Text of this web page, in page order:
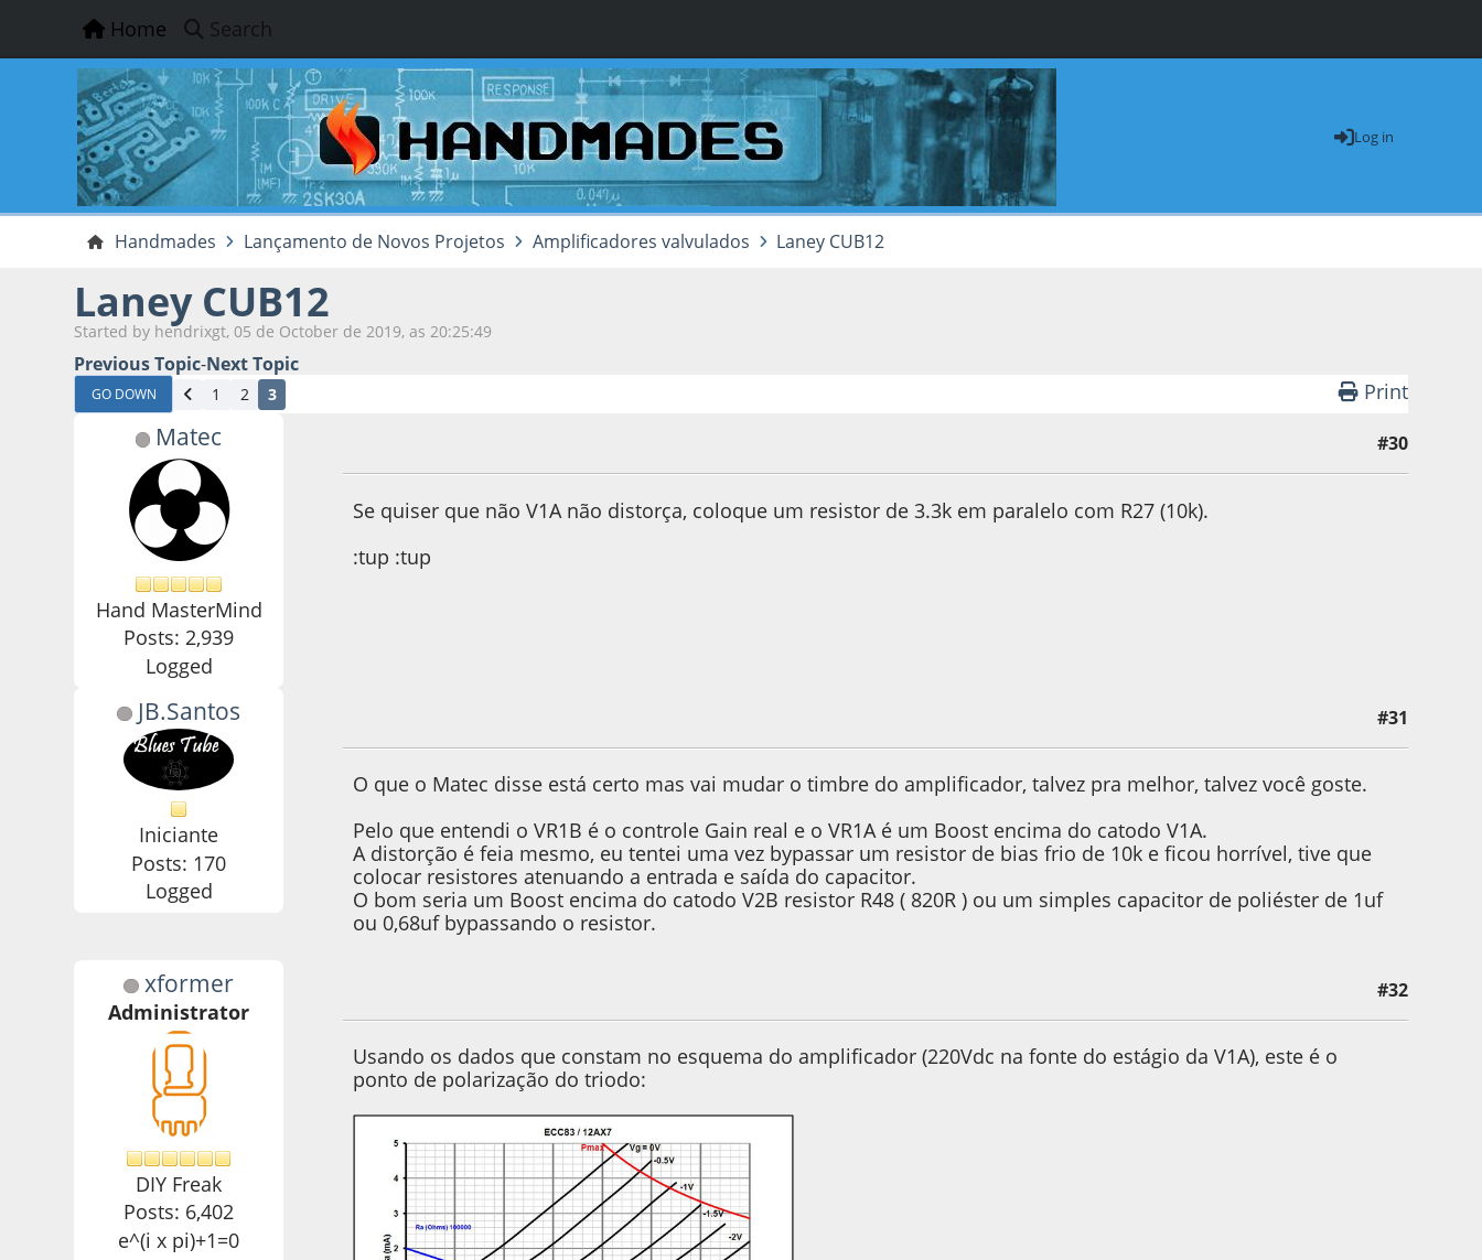
Home Search
Log in
Handmades Lançamento de Novos Projetos Amplificadores valvulados Laney CUB12
Laney CUB12
Started by hendrixgt, 05 de October de 2019, as 20:25:49
Previous Topic-Next Topic
GO DOWN 1 2 3 Print
Matec
Hand MasterMind
Posts: 2,939
Logged
#30
Se quiser que não V1A não distorça, coloque um resistor de 3.3k em paralelo com R27 (10k).
:tup :tup
JB.Santos
Iniciante
Posts: 170
Logged
#31
O que o Matec disse está certo mas vai mudar o timbre do amplificador, talvez pra melhor, talvez você goste.
Pelo que entendi o VR1B é o controle Gain real e o VR1A é um Boost encima do catodo V1A.
A distorção é feia mesmo, eu tentei uma vez bypassar um resistor de bias frio de 10k e ficou horrível, tive que
colocar resistores atenuando a entrada e saída do capacitor.
O bom seria um Boost encima do catodo V2B resistor R48 ( 820R ) ou um simples capacitor de poliéster de 1uf
ou 0,68uf bypassando o resistor.
xformer
Administrator
DIY Freak
Posts: 6,402
e^(i x pi)+1=0
#32
Usando os dados que constam no esquema do amplificador (220Vdc na fonte do estágio da V1A), este é o
ponto de polarização do triodo: